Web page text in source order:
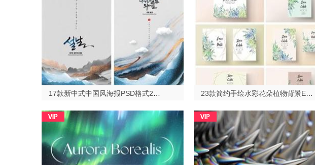
17款新中式中国风海报PSD格式2023513 23款简约手绘水彩花朵植物背景EPS格式2023513